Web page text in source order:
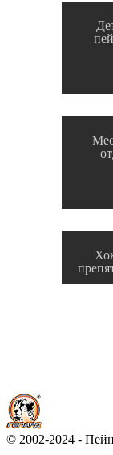
© 2002-2024 -